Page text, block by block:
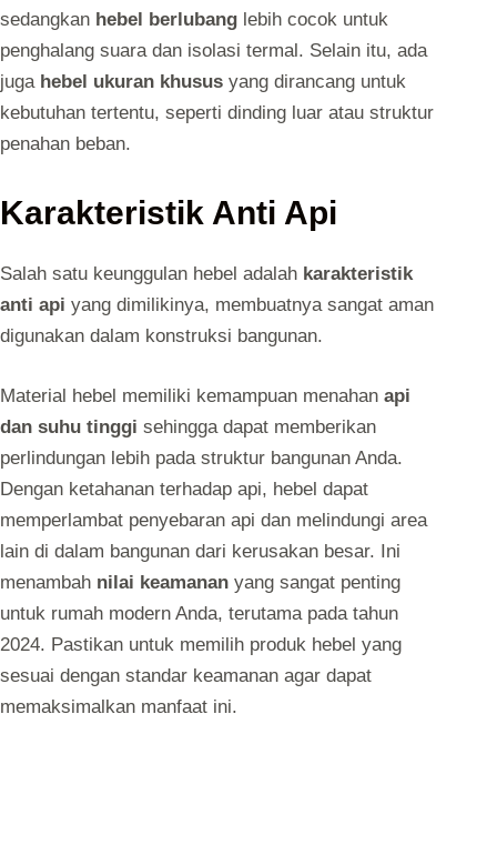
sedangkan hebel berlubang lebih cocok untuk
penghalang suara dan isolasi termal. Selain itu, ada
juga hebel ukuran khusus yang dirancang untuk
kebutuhan tertentu, seperti dinding luar atau struktur
penahan beban.
Karakteristik Anti Api
Salah satu keunggulan hebel adalah karakteristik
anti api yang dimilikinya, membuatnya sangat aman
digunakan dalam konstruksi bangunan.
Material hebel memiliki kemampuan menahan api
dan suhu tinggi sehingga dapat memberikan
perlindungan lebih pada struktur bangunan Anda.
Dengan ketahanan terhadap api, hebel dapat
memperlambat penyebaran api dan melindungi area
lain di dalam bangunan dari kerusakan besar. Ini
menambah nilai keamanan yang sangat penting
untuk rumah modern Anda, terutama pada tahun
2024. Pastikan untuk memilih produk hebel yang
sesuai dengan standar keamanan agar dapat
memaksimalkan manfaat ini.